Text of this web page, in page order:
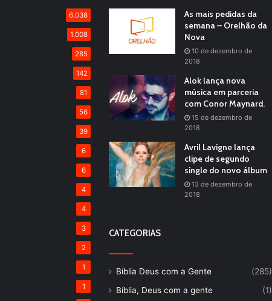
6.038
1.008
285
142
81
56
39
6
6
4
4
3
2
1
1
As mais pedidas da
semana – Orelhão da
Nova
10 de dezembro de
2018
Alok lança nova
música em parceria
com Conor Maynard.
15 de dezembro de
2018
Avril Lavigne lança
clipe de segundo
single do novo álbum
13 de dezembro de
2018
CATEGORIAS
Bíblia Deus com a Gente
(285)
Bíblia, Deus com a gente
(1)